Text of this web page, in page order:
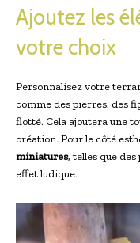
Ajoutez les
votre choix
Personnalisez votre
comme des pierres, des
flotté. Cela ajoutera une
création. Pour le côté
miniatures, telles que
effet ludique.